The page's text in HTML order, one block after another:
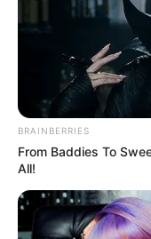
ΑΠΟΨΕΙΣ ΔΙΕΘΝΗ
Είναι
στους
πρωτεύουσας
Είναι επίσημο: Το
BRAINBERRIES
From Baddies To
All!